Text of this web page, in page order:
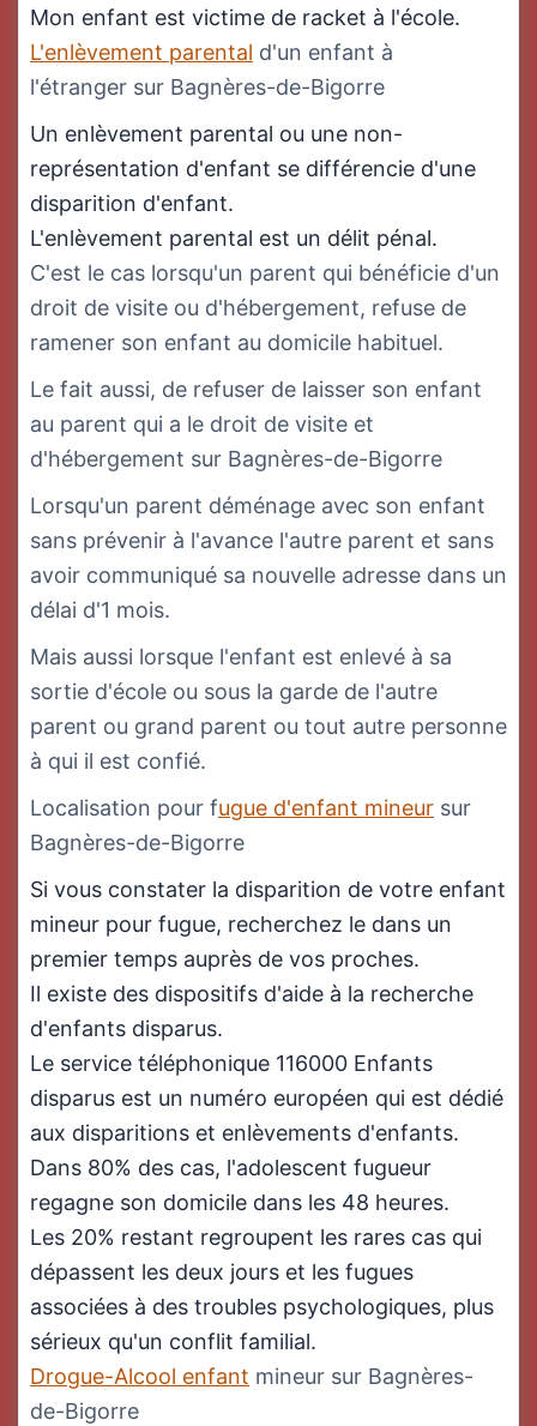
Mon enfant est victime de racket à l'école.
L'enlèvement parental d'un enfant à
l'étranger sur Bagnères-de-Bigorre
Un enlèvement parental ou une non-
représentation d'enfant se différencie d'une
disparition d'enfant.
L'enlèvement parental est un délit pénal.
C'est le cas lorsqu'un parent qui bénéficie d'un
droit de visite ou d'hébergement, refuse de
ramener son enfant au domicile habituel.
Le fait aussi, de refuser de laisser son enfant
au parent qui a le droit de visite et
d'hébergement sur Bagnères-de-Bigorre
Lorsqu'un parent déménage avec son enfant
sans prévenir à l'avance l'autre parent et sans
avoir communiqué sa nouvelle adresse dans un
délai d'1 mois.
Mais aussi lorsque l'enfant est enlevé à sa
sortie d'école ou sous la garde de l'autre
parent ou grand parent ou tout autre personne
à qui il est confié.
Localisation pour fugue d'enfant mineur sur
Bagnères-de-Bigorre
Si vous constater la disparition de votre enfant
mineur pour fugue, recherchez le dans un
premier temps auprès de vos proches.
Il existe des dispositifs d'aide à la recherche
d'enfants disparus.
Le service téléphonique 116000 Enfants
disparus est un numéro européen qui est dédié
aux disparitions et enlèvements d'enfants.
Dans 80% des cas, l'adolescent fugueur
regagne son domicile dans les 48 heures.
Les 20% restant regroupent les rares cas qui
dépassent les deux jours et les fugues
associées à des troubles psychologiques, plus
sérieux qu'un conflit familial.
Drogue-Alcool enfant mineur sur Bagnères-
de-Bigorre